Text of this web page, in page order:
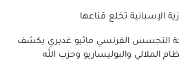
الإسبانية تخلع قناعها
التجسس الفرنسي ماثيو غديري يكشف
الملالي والبوليساريو وحزب الله